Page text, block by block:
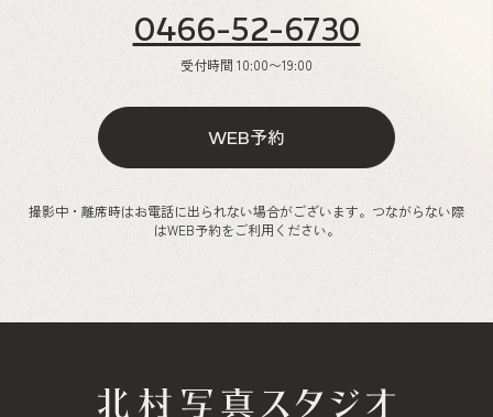
0466-52-6730
受付時間 10:00〜19:00
WEB予約
撮影中・離席時はお電話に出られない場合がございます。つながらない際
はWEB予約をご利用ください。